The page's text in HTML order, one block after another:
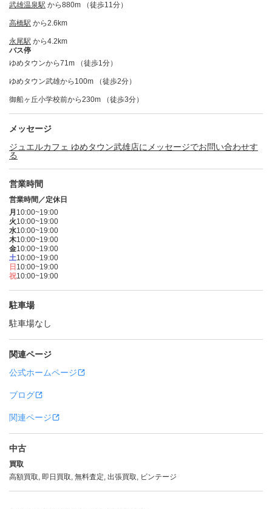
武雄温泉駅 から880m （徒歩11分）
高橋駅 から2.6km
永尾駅 から4.2km
バス停
ゆめタウンから71m （徒歩1分）
ゆめタウン武雄から100m （徒歩2分）
御船ヶ丘小学校前から230m （徒歩3分）
メッセージ
ジュエルカフェ ゆめタウン武雄店にメッセージでお問い合わせす
る
営業時間
営業時間／定休日
月 10:00~19:00
火10:00~19:00
水10:00~19:00
木10:00~19:00
金10:00~19:00
土10:00~19:00
日 10:00~19:00
祝10:00~19:00
駐車場
駐車場なし
関連ページ
公式ホームページ
ブログ
関連ページ
中古
買取
高額買取, 即日買取, 無料査定, 出張買取, ビンテージ